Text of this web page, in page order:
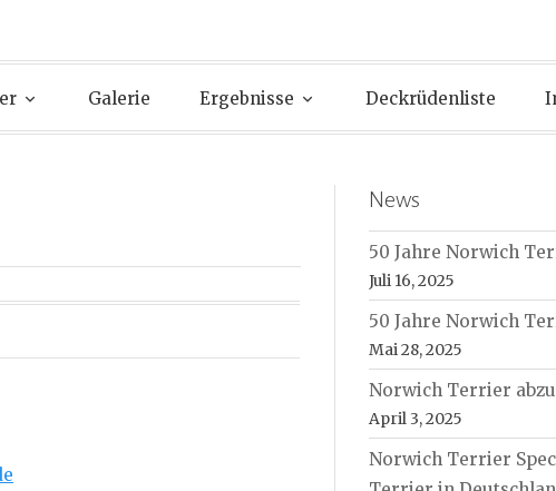
Galerie Ergebnisse Deckrüdenliste
News
50 Jahre Norwich
Juli 16, 2025
50 Jahre Norwich
Mai 28, 2025
Norwich Terrier
April 3, 2025
Norwich Terrier